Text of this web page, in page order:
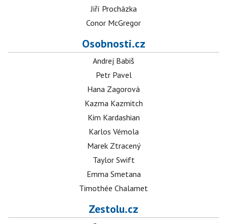
Jiří Procházka
Conor McGregor
Osobnosti.cz
Andrej Babiš
Petr Pavel
Hana Zagorová
Kazma Kazmitch
Kim Kardashian
Karlos Vémola
Marek Ztracený
Taylor Swift
Emma Smetana
Timothée Chalamet
Zestolu.cz